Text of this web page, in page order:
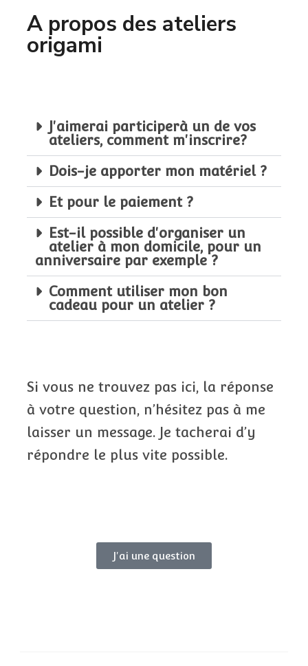
A propos des ateliers
origami
J'aimerai participerà un de vos
ateliers, comment m'inscrire?
Dois-je apporter mon matériel ?
Et pour le paiement ?
Est-il possible d'organiser un
atelier à mon domicile, pour un
anniversaire par exemple ?
Comment utiliser mon bon
cadeau pour un atelier ?
Si vous ne trouvez pas ici, la réponse
à votre question, n’hésitez pas à me
laisser un message. Je tacherai d’y
répondre le plus vite possible.
J'ai une question